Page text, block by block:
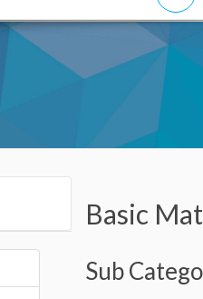
Basic
Sub